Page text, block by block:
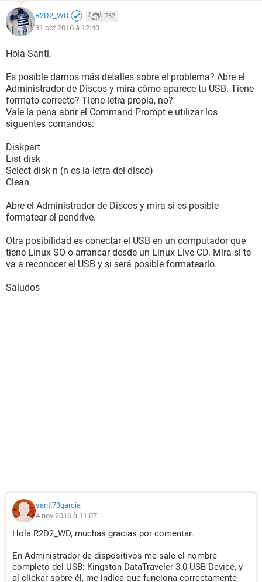
R2D2_WD 762
31 oct 2016 à 12:40
Hola Santi,
Es posible darnos más detalles sobre el problema? Abre el
Administrador de Discos y mira cómo aparece tu USB. Tiene
formato correcto? Tiene letra propia, no?
Vale la pena abrir el Command Prompt e utilizar los
siguentes comandos:
Diskpart
List disk
Select disk n (n es la letra del disco)
Clean
Abre el Administrador de Discos y mira si es posible
formatear el pendrive.
Otra posibilidad es conectar el USB en un computador que
tiene Linux SO o arrancar desde un Linux Live CD. Mira si te
va a reconocer el USB y si será posible formatearlo.
Saludos
santi73garcia
4 nov 2016 à 11:07
Hola R2D2_WD, muchas gracias por comentar.
En Administrador de dispositivos me sale el nombre
completo del USB: Kingston DataTraveler 3.0 USB Device, y
al clickar sobre él, me indica que funciona correctamente